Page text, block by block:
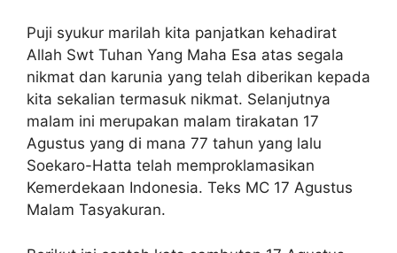
Puji syukur marilah kita panjatkan kehadirat
Allah Swt Tuhan Yang Maha Esa atas segala
nikmat dan karunia yang telah diberikan kepada
kita sekalian termasuk nikmat. Selanjutnya
malam ini merupakan malam tirakatan 17
Agustus yang di mana 77 tahun yang lalu
Soekaro-Hatta telah memproklamasikan
Kemerdekaan Indonesia. Teks MC 17 Agustus
Malam Tasyakuran.